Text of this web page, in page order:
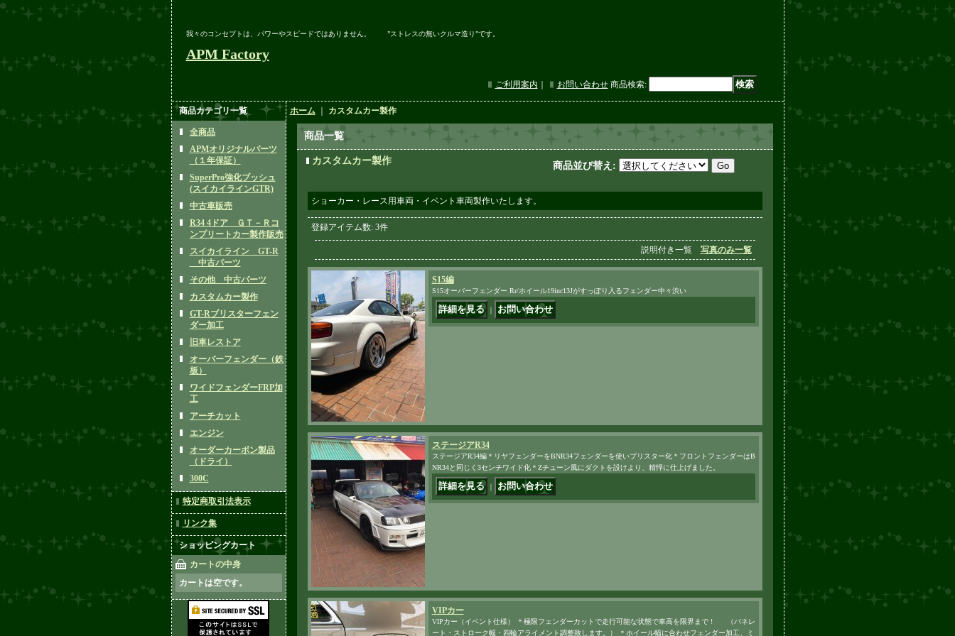
我々のコンセプトは、パワーやスピードではありません。 ”ストレスの無いクルマ造り”です。
APM Factory
ご利用案内 お問い合わせ 商品検索:
商品カテゴリ一覧
全商品
APMオリジナルパーツ
（１年保証）
SuperPro強化ブッシュ
(スイカイラインGTR)
中古車販売
R34 4ドア ＧＴ－Ｒコ
ンプリートカー製作販売
スイカイライン GT-R
中古パーツ
その他 中古パーツ
カスタムカー製作
GT-Rブリスターフェン
ダー加工
旧車レストア
オーバーフェンダー（鉄
板）
ワイドフェンダーFRP加
工
アーチカット
エンジン
オーダーカーボン製品
（ドライ）
300C
特定商取引法表示
リンク集
ショッピングカート
カートの中身
カートは空です。
ホーム｜ カスタムカー製作
商品一覧
カスタムカー製作 商品並び替え :
ショーカー・レース用車両・イベント車両製作いたします。
登録アイテム数:3件
説明付き一覧 写真のみ一覧
S15編
S15オーバーフェンダー Rr/ホイール19inc13Jがすっぽり入るフェンダー中々渋い
｜
ステージアR34
ステージアR34編＊リヤフェンダーをBNR34フェンダーを使いブリスター化＊フロントフェンダーはB
NR34と同じく3センチワイド化＊Zチューン風にダクトを設けより、精悍に仕上げました。
｜
VIPカー
VIPカー（イベント仕様） ＊極限フェンダーカットで走行可能な状態で車高を限界まで ! （バネレ
ート・ストローク幅・四輪アライメント調整致します。） ＊ホイール幅に合わせフェンダー加工、ミ